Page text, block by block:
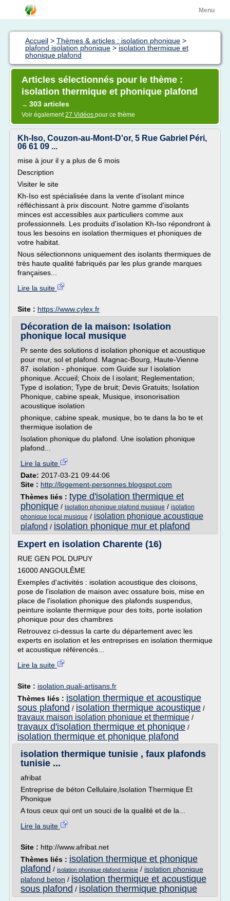
Menu
Accueil > Thèmes & articles : isolation phonique >
plafond isolation phonique > isolation thermique et
phonique plafond
Articles sélectionnés pour le thème :
isolation thermique et phonique plafond
→ 303 articles
Voir également27 Vidéos pour ce thème
Kh-Iso, Couzon-au-Mont-D'or, 5 Rue Gabriel Péri,
06 61 09 ...
mise à jour il y a plus de 6 mois
Description
Visiter le site
Kh-Iso est spécialisée dans la vente d'isolant mince
réfléchissant à prix discount. Notre gamme d'isolants
minces est accessibles aux particuliers comme aux
professionnels. Les produits d'isolation Kh-Iso répondront à
tous les besoins en isolation thermiques et phoniques de
votre habitat.
Nous sélectionnons uniquement des isolants thermiques de
très haute qualité fabriqués par les plus grande marques
françaises...
Lire la suite
Site : https://www.cylex.fr
Décoration de la maison: Isolation
phonique local musique
Pr sente des solutions d isolation phonique et acoustique
pour mur, sol et plafond. Magnac-Bourg, Haute-Vienne
87. isolation - phonique. com Guide sur l isolation
phonique. Accueil; Choix de l isolant; Reglementation;
Type d isolation; Type de bruit; Devis Gratuits; Isolation
Phonique, cabine speak, Musique, insonorisation
acoustique isolation
phonique, cabine speak, musique, bo te dans la bo te et
thermique isolation de
Isolation phonique du plafond. Une isolation phonique
plafond...
Lire la suite
Date: 2017-03-21 09:44:06
Site : http://logement-personnes.blogspot.com
Thèmes liés : type d'isolation thermique et
phonique / isolation phonique plafond musique / isolation
phonique local musique / isolation phonique acoustique
plafond / isolation phonique mur et plafond
Expert en isolation Charente (16)
RUE GEN POL DUPUY
16000 ANGOULÊME
Exemples d'activités : isolation acoustique des cloisons,
pose de l'isolation de maison avec ossature bois, mise en
place de l'isolation phonique des plafonds suspendus,
peinture isolante thermique pour des toits, porte isolation
phonique pour des chambres
Retrouvez ci-dessus la carte du département avec les
experts en isolation et les entreprises en isolation thermique
et acoustique référencés...
Lire la suite
Site : isolation.quali-artisans.fr
Thèmes liés : isolation thermique et acoustique
sous plafond / isolation thermique acoustique /
travaux maison isolation phonique et thermique /
travaux d'isolation thermique et phonique /
isolation thermique et phonique plafond
isolation thermique tunisie , faux plafonds
tunisie ...
afribat
Entreprise de béton Cellulaire,Isolation Thermique Et
Phonique
A tous ceux qui ont un souci de la qualité et de la...
Lire la suite
Site : http://www.afribat.net
Thèmes liés : isolation thermique et phonique
plafond / isolation phonique plafond tunisie / isolation phonique
plafond beton / isolation thermique et acoustique
sous plafond / isolation thermique phonique